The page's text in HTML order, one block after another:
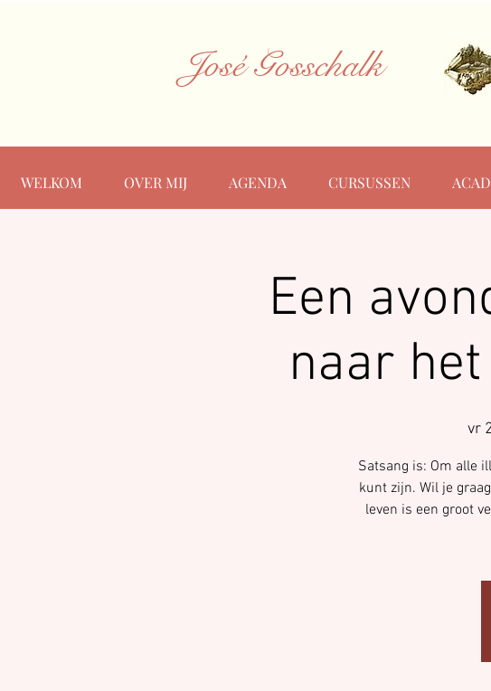
José Gosschalk
WELKOM OVER MIJ AGENDA CURSUSSEN
Een
naar
vr
Satsang is: Om alle
kunt zijn. Wil je
leven is een groot